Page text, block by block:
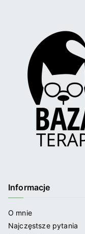
Informacje
O mnie
Najczęstsze pytania